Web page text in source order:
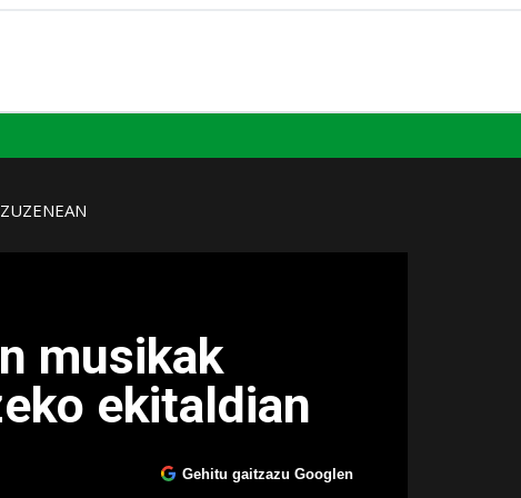
musikak
ekitaldian
Gehitu gaitzazu Googlen